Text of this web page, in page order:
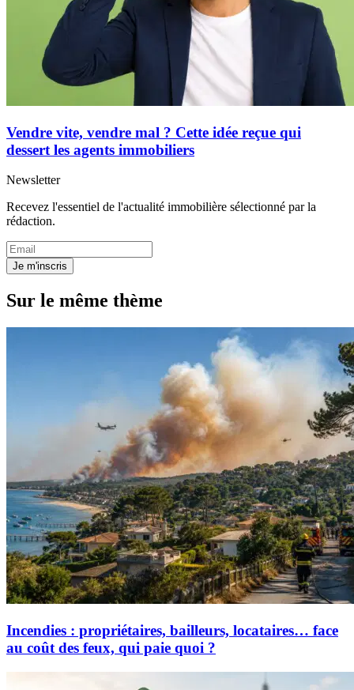
Vendre vite, vendre mal ? Cette idée reçue qui
dessert les agents immobiliers
Newsletter
Recevez l'essentiel de l'actualité immobilière sélectionné par la
rédaction.
Je m'inscris
Sur le même thème
Incendies : propriétaires, bailleurs, locataires… face
au coût des feux, qui paie quoi ?